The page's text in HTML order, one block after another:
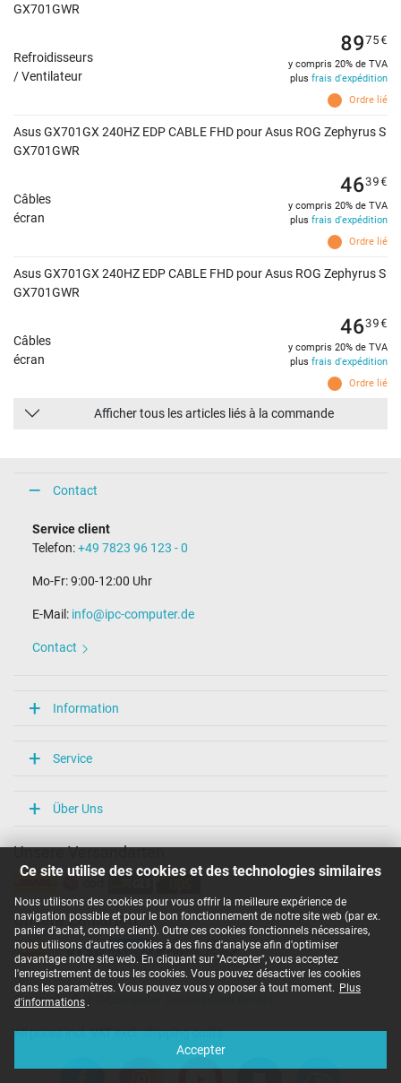
Ce site utilise des cookies et des technologies similaires
Nous utilisons des cookies pour vous offrir la meilleure expérience de
navigation possible et pour le bon fonctionnement de notre site web (par ex.
panier d'achat, compte client). Outre ces cookies fonctionnels nécessaires,
nous utilisons d'autres cookies à des fins d'analyse afin d'optimiser
davantage notre site web. En cliquant sur "Accepter", vous acceptez
l'enregistrement de tous les cookies. Vous pouvez désactiver les cookies
dans les paramètres. Vous pouvez vous y opposer à tout moment. Plus
d'informations .
Accepter
GX701GWR
Refroidisseurs
/ Ventilateur
Ordre lié
8975€
y compris 20% de TVA
plus frais d'expédition
Asus GX701GX 240HZ EDP CABLE FHD pour Asus ROG Zephyrus S
GX701GWR
Câbles
écran
Ordre lié
4639€
y compris 20% de TVA
plus frais d'expédition
Asus GX701GX 240HZ EDP CABLE FHD pour Asus ROG Zephyrus S
GX701GWR
Câbles
écran
Ordre lié
4639€
y compris 20% de TVA
plus frais d'expédition
Afficher tous les articles liés à la commande
Contact
Service client
Telefon:+49 7823 96 123 - 0
Mo-Fr: 9:00-12:00 Uhr
E-Mail: info@ipc-computer.de
Contact
Information
Service
Über Uns
Unsere Versandarten
Unsere Zahlarten
Copyright ©IPC-Computer Deutschland GmbH
All prices incl. VAT excl. shipping costs